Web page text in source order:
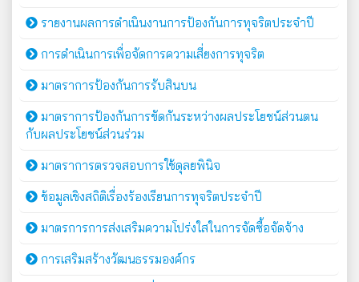
รายงานผลการดำเนินงานการป้องกันการทุจริตประจำปี
การดำเนินการเพื่อจัดการความเสี่ยงการทุจริต
มาตราการป้องกันการรับสินบน
มาตราการป้องกันการขัดกันระหว่างผลประโยชน์ส่วนตน
กับผลประโยชน์ส่วนร่วม
มาตราการตรวจสอบการใช้ดุลยพินิจ
ข้อมูลเชิงสถิติเรื่องร้องเรียนการทุจริตประจำปี
มาตรการการส่งเสริมความโปร่งใสในการจัดซื้อจัดจ้าง
การเสริมสร้างวัฒนธรรมองค์กร